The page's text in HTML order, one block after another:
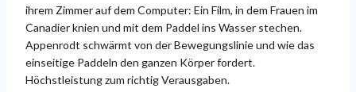
ihrem Zimmer auf dem Computer: Ein Film, in dem Frauen im
Canadier knien und mit dem Paddel ins Wasser stechen.
Appenrodt schwärmt von der Bewegungslinie und wie das
einseitige Paddeln den ganzen Körper fordert.
Höchstleistung zum richtig Verausgaben.